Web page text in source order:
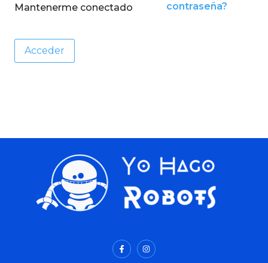
Mantenerme conectado
contraseña?
Acceder